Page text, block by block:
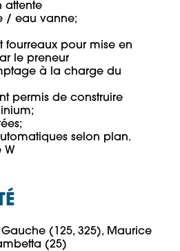
attente
/ eau vanne;
fourreaux pour mise en
le preneur
à la charge du
permis de construire
selon plan.
W
Gauche (125, 325), Maurice
(25)